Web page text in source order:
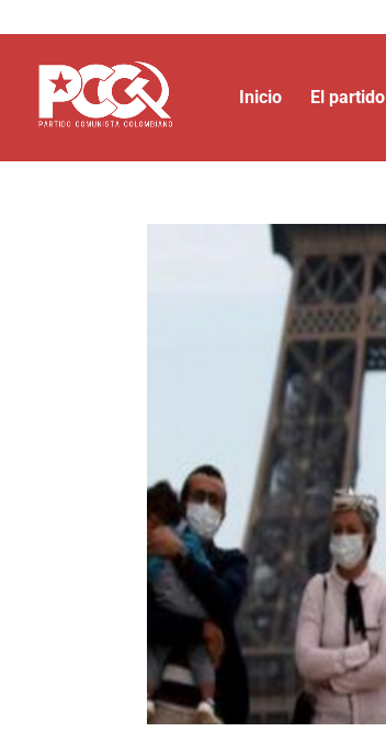
Inicio El partido